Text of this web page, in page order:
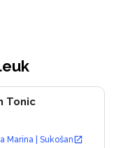
Tonic
Marina | Sukošan